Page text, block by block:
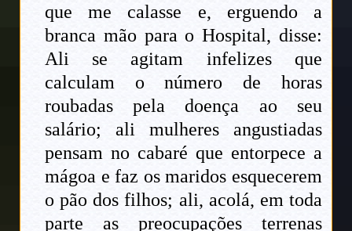
que me calasse e, erguendo a
branca mão para o Hospital, disse:
Ali se agitam infelizes que
calculam o número de horas
roubadas pela doença ao seu
salário; ali mulheres angustiadas
pensam no cabaré que entorpece a
mágoa e faz os maridos esquecerem
o pão dos filhos; ali, acolá, em toda
parte as preocupações terrenas